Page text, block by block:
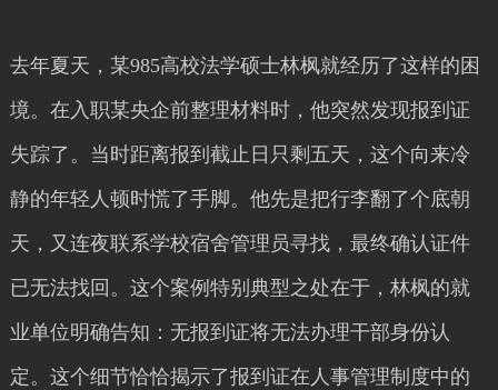
去年夏天，某985高校法学硕士林枫就经历了这样的困
境。在入职某央企前整理材料时，他突然发现报到证
失踪了。当时距离报到截止日只剩五天，这个向来冷
静的年轻人顿时慌了手脚。他先是把行李翻了个底朝
天，又连夜联系学校宿舍管理员寻找，最终确认证件
已无法找回。这个案例特别典型之处在于，林枫的就
业单位明确告知：无报到证将无法办理干部身份认
定。这个细节恰恰揭示了报到证在人事管理制度中的